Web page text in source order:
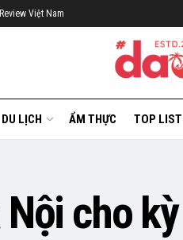
Review Việt Nam
DU LỊCH ẨM THỰC TOP LIST
cho